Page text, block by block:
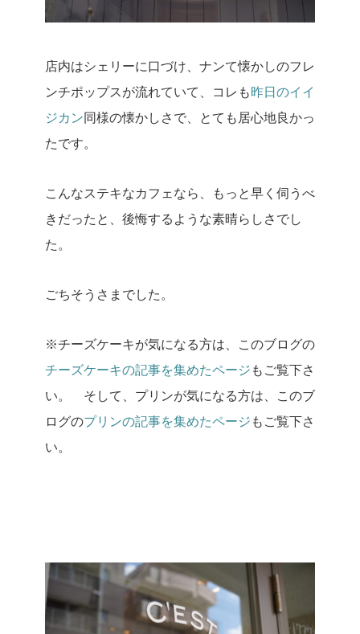
店内はシェリーに口づけ、ナンて懐かしのフレ
ンチポップスが流れていて、コレも昨日のイイ
ジカン同様の懐かしさで、とても居心地良かっ
たです。
こんなステキなカフェなら、もっと早く伺うべ
きだったと、後悔するような素晴らしさでし
た。
ごちそうさまでした。
※チーズケーキが気になる方は、このブログの
チーズケーキの記事を集めたページ もご覧下さ
い。
そして、プリンが気になる方は、このブ
ログのプリンの記事を集めたページ もご覧下さ
い。